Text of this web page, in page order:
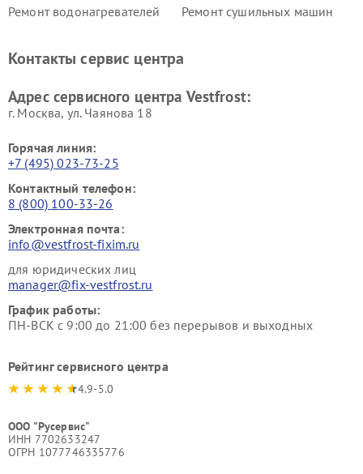
Ремонт водонагревателей
Ремонт сушильных машин
Vestfrost
Контакты сервис центра
Адрес сервисного центра Vestfrost:
г. Москва, ул. Чаянова 18
Горячая линия:
+7 (495) 023-73-25
Контактный телефон:
8 (800) 100-33-26
Электронная почта:
info@vestfrost-fixim.ru
для юридических лиц
manager@fix-vestfrost.ru
График работы:
ПН-ВСК с 9:00 до 21:00 без перерывов и выходных
Рейтинг сервисного центра
4.9-5.0
ООО "Русервис"
ИНН 7702633247
ОГРН 1077746335776